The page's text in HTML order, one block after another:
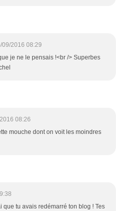
09/2016 08:29
je ne le pensais !<br /> Superbes
08:26
mouche dont on voit les moindres
que tu avais redémarré ton blog ! Tes